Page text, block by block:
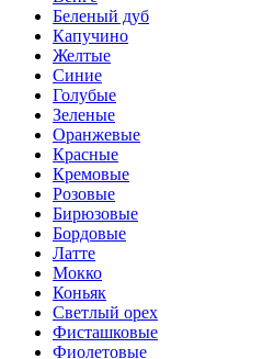
Беленый дуб
Капучино
Желтые
Синие
Голубые
Зеленые
Оранжевые
Красные
Кремовые
Розовые
Бирюзовые
Бордовые
Латте
Мокко
Коньяк
Светлый орех
Фисташковые
Фиолетовые